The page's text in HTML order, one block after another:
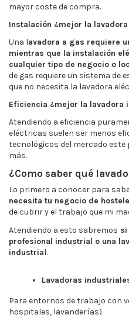
mayor coste de compra.
Instalación ¿mejor la
Una lavadora a gas requiere
mientras que la instalación
cualquier tipo de negocio o
de gas requiere un sistema de
que no necesita la lavadora
Eficiencia ¿mejor la
Atendiendo a eficiencia
eléctricas suelen ser menos
tecnológicos del mercado este
más.
¿Como saber qué
Lo primero a conocer para
necesita tu negocio de
de cubrir y el trabajo que mi
Atendiendo a esto sabremos si
profesional industrial o una
industrial.
Lavadoras
Para entornos de trabajo con
hospitales, lavanderías).